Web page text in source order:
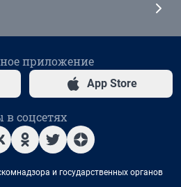
приложение
App Store
соцсетях
и государственных органов